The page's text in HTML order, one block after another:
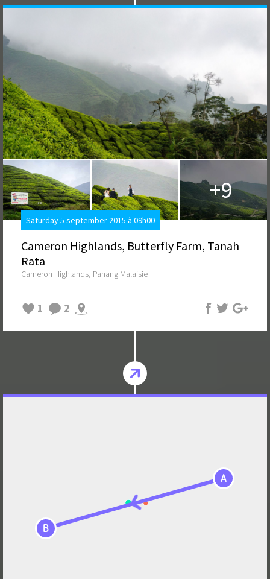
+9
Saturday 5 september 2015 à 09h00
Cameron Highlands, Butterfly Farm, Tanah
Rata
Cameron Highlands, Pahang Malaisie
1 2
A
B